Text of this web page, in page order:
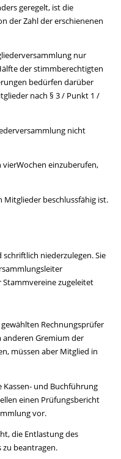
geregelt, ist die
der Zahl der erschienenen
nur
der stimmberechtigten
bedürfen darüber
nach § 3 / Punkt 1 /
nicht
einzuberufen,
Mitglieder beschlussfähig ist.
niederzulegen. Sie
zugeleitet
Rechnungsprüfer
Gremium der
müssen aber Mitglied in
und Buchführung
einen Prüfungsbericht
vor.
die Entlastung des
zu beantragen.